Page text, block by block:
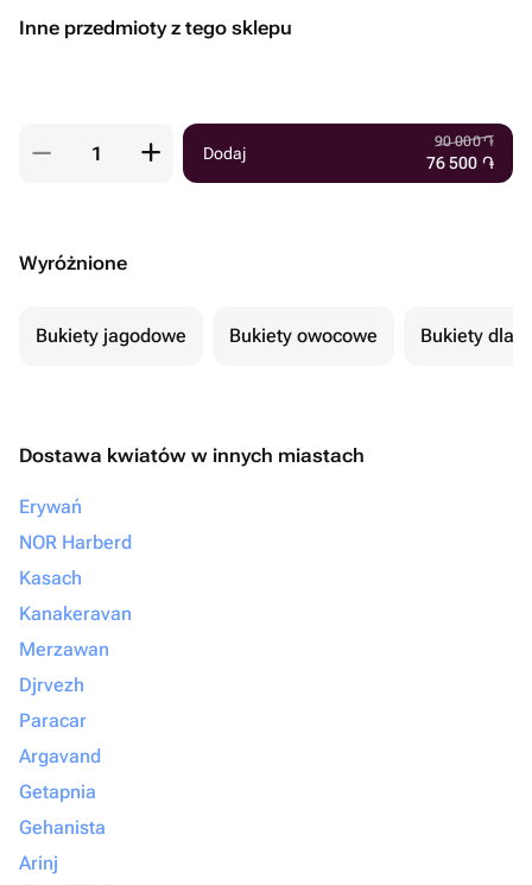
Inne przedmioty z tego sklepu
Dodaj
90 000֏
76 500 ֏
Wyróżnione
Bukiety jagodowe Bukiety owocowe Bukiety dla
Dostawa kwiatów w innych miastach
Erywań
NOR Harberd
Kasach
Kanakeravan
Merzawan
Djrvezh
Paracar
Argavand
Getapnia
Gehanista
Arinj